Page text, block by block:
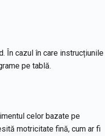
În cazul în care instrucțiunile
pe tablă.
celor bazate pe
motricitate fină, cum ar fi